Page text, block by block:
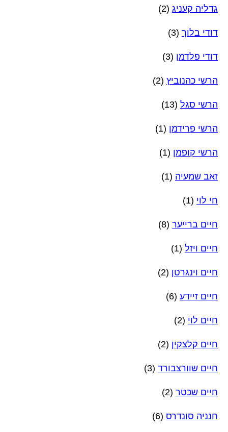
גדליה קעניג (2)
דודי בלוך (3)
דודי פלדמן (3)
הרשי כהנוביץ (2)
הרשי סגל (13)
הרשי פרידמן (1)
הרשי קופמן (1)
זאב שמעיה (1)
חי לוי (1)
חיים ברייער (8)
חיים ויזל (1)
חיים וינגרטן (2)
חיים זיידע (6)
חיים לוי (2)
חיים קלצקין (2)
חיים שוורצבורד (3)
חיים שכטר (2)
חנניה סונדרס (6)